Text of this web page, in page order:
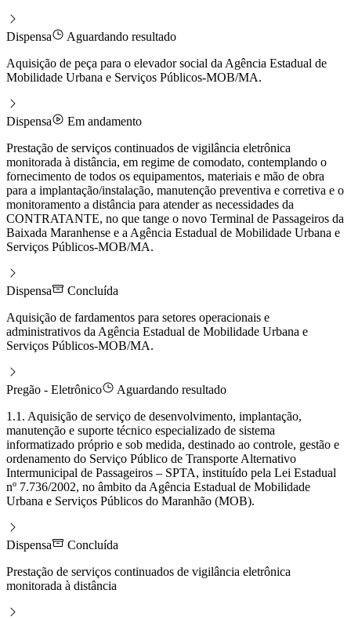
Dispensa
Aguardando resultado
Aquisição de peça para o elevador social da Agência Estadual de
Mobilidade Urbana e Serviços Públicos-MOB/MA.
Dispensa
Em andamento
Prestação de serviços continuados de vigilância eletrônica
monitorada à distância, em regime de comodato, contemplando o
fornecimento de todos os equipamentos, materiais e mão de obra
para a implantação/instalação, manutenção preventiva e corretiva e o
monitoramento a distância para atender as necessidades da
CONTRATANTE, no que tange o novo Terminal de Passageiros da
Baixada Maranhense e a Agência Estadual de Mobilidade Urbana e
Serviços Públicos-MOB/MA.
Dispensa
Concluída
Aquisição de fardamentos para setores operacionais e
administrativos da Agência Estadual de Mobilidade Urbana e
Serviços Públicos-MOB/MA.
Pregão - Eletrônico
Aguardando resultado
1.1. Aquisição de serviço de desenvolvimento, implantação,
manutenção e suporte técnico especializado de sistema
informatizado próprio e sob medida, destinado ao controle, gestão e
ordenamento do Serviço Público de Transporte Alternativo
Intermunicipal de Passageiros – SPTA, instituído pela Lei Estadual
nº 7.736/2002, no âmbito da Agência Estadual de Mobilidade
Urbana e Serviços Públicos do Maranhão (MOB).
Dispensa
Concluída
Prestação de serviços continuados de vigilância eletrônica
monitorada à distância